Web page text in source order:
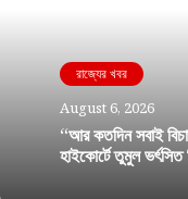
রাজ্যের খবর
August 6, 2026
“আর কতদিন সবাই
হাইকোর্টে তুমুল